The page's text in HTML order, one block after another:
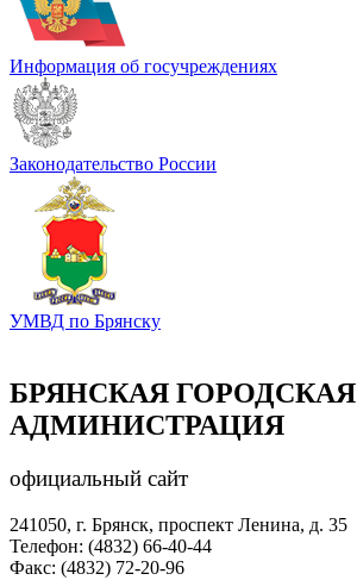
Информация об госучреждениях
Законодательство России
УМВД по Брянску
БРЯНСКАЯ ГОРОДСКАЯ
АДМИНИСТРАЦИЯ
официальный сайт
241050, г. Брянск, проспект Ленина, д. 35
Телефон: (4832) 66-40-44
Факс: (4832) 72-20-96